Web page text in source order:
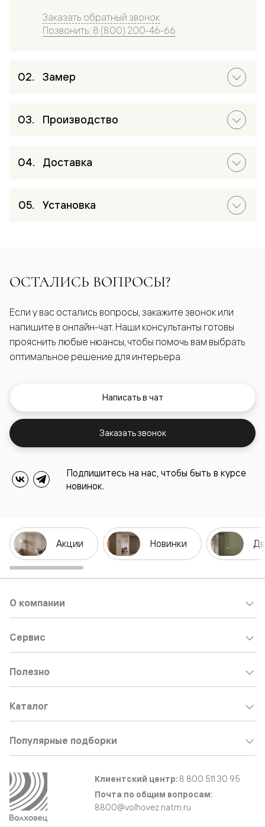
Заказать обратный звонок
Позвонить: 8 (800) 200-46-66
Замер
Производство
Доставка
Установка
ОСТАЛИСЬ ВОПРОСЫ?
Если у вас остались вопросы, закажите звонок или
напишите в онлайн-чат. Наши консультанты готовы
прояснить любые нюансы, чтобы помочь вам выбрать
оптимальное решение для интерьера.
Написать в чат
Заказать звонок
Подпишитесь на нас, чтобы быть в курсе
новинок.
Акции Новинки
О компании
Сервис
Полезно
Каталог
Популярные подборки
Клиентский центр: 8 800 511 30 95
Почта по общим вопросам:
8800@volhovez.natm.ru